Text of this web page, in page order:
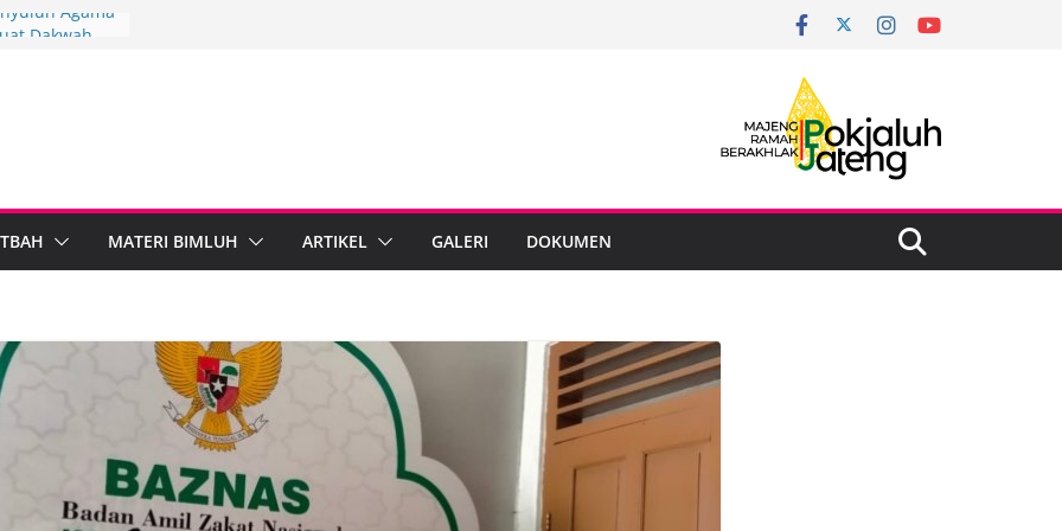
Agama
Penyuluh
Brebes
Standarkan
MATERI BIMLUH ARTIKEL GALERI DOKUMEN